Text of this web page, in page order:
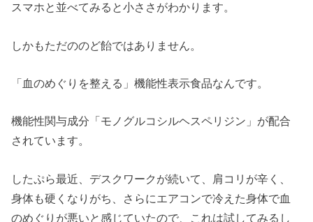
スマホと並べてみると小ささがわかります。
しかもただののど飴ではありません。
「血のめぐりを整える」機能性表示食品なんです。
機能性関与成分「モノグルコシルヘスペリジン」が配合
されています。
したぷら最近、デスクワークが続いて、肩コリが辛く、
身体も硬くなりがち、さらにエアコンで冷えた身体で血
のめぐりが悪いと感じていたので、これは試してみるし